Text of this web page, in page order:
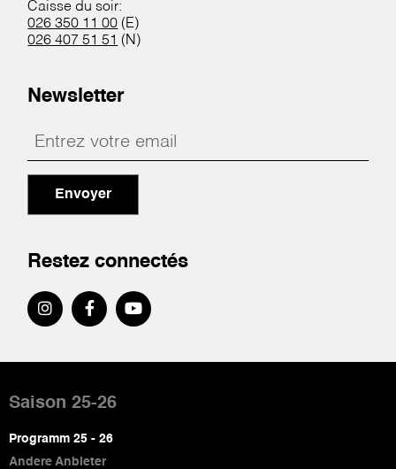
Caisse du soir:
026 350 11 00 (E)
026 407 51 51 (N)
Newsletter
Envoyer
Restez connectés
de
page
Saison 25-26
Programm 25 - 26
Andere Anbieter